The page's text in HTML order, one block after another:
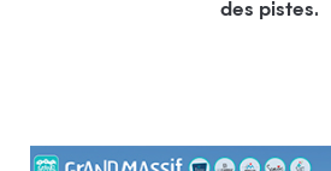
des pistes.